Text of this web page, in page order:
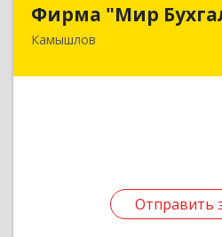
Фирма "Мир
Камышлов
Отправить
624860,
Отправить